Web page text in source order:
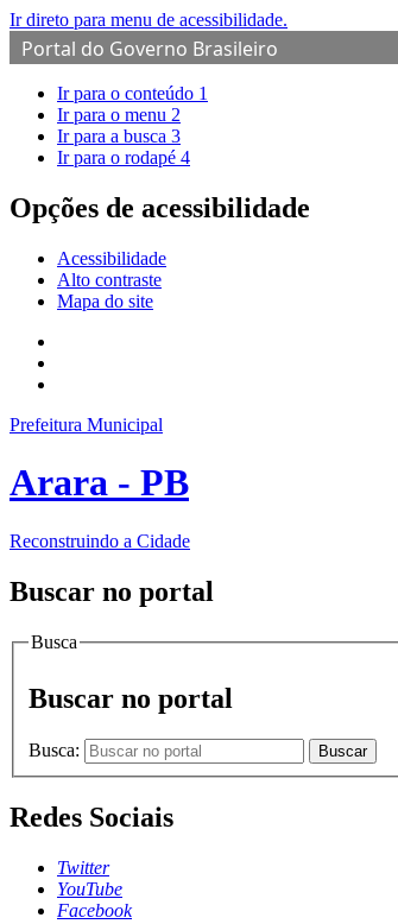
Ir direto para menu de acessibilidade.
Portal do Governo Brasileiro
Ir para o conteúdo 1
Ir para o menu 2
Ir para a busca 3
Ir para o rodapé 4
Opções de acessibilidade
Acessibilidade
Alto contraste
Mapa do site
Prefeitura Municipal
Arara - PB
Reconstruindo a Cidade
Buscar no portal
Busca
Buscar no portal
Busca: Buscar
Redes Sociais
Twitter
YouTube
Facebook